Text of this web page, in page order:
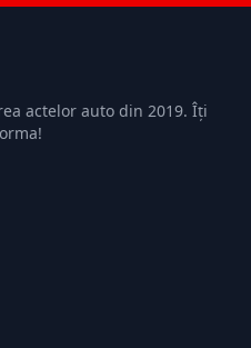
actelor auto din 2019. Îți